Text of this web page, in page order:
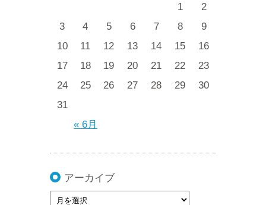
« 6月
1
2
3
4 5 6 7 8
9
10
11 12 13 14 15
16
17
18 19 20 21 22
23
24
25 26 27 28 29
30
31
アーカイブ